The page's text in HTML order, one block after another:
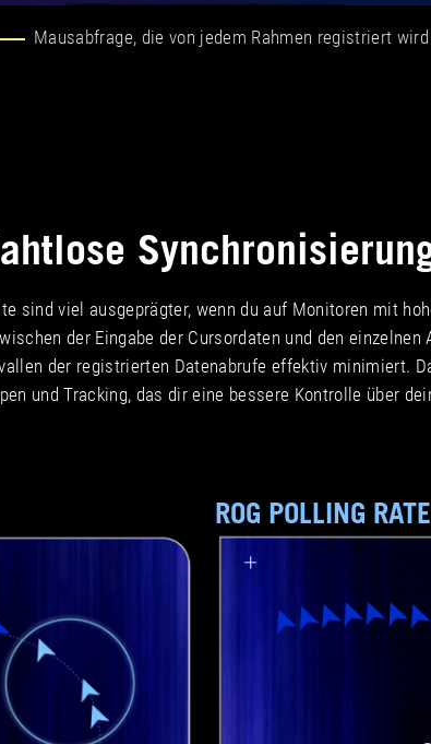
Mausabfrage, die von jedem Rahmen registriert wird
sind viel ausgeprägter, wenn du auf Monitoren mit
der Eingabe der Cursordaten und den
der registrierten Datenabrufe effektiv minimiert.
und Tracking, das dir eine bessere Kontrolle über
ROG POLLING